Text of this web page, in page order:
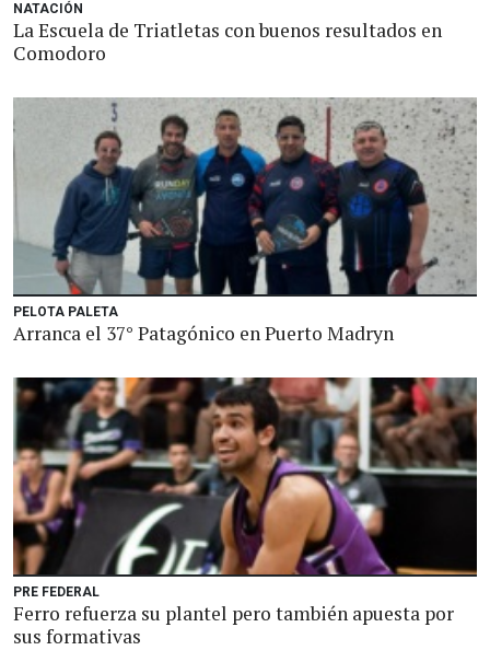
NATACIÓN
La Escuela de Triatletas con buenos resultados en
Comodoro
PELOTA PALETA
Arranca el 37° Patagónico en Puerto Madryn
PRE FEDERAL
Ferro refuerza su plantel pero también apuesta por
sus formativas